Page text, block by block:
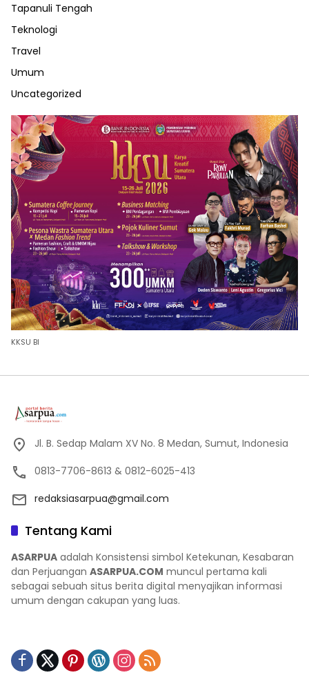
Tapanuli Tengah
Teknologi
Travel
Umum
Uncategorized
KKSU BI
Jl. B. Sedap Malam XV No. 8 Medan, Sumut, Indonesia
0813-7706-8613 & 0812-6025-413
redaksiasarpua@gmail.com
Tentang Kami
ASARPUA adalah Konsistensi simbol Ketekunan, Kesabaran
dan Perjuangan ASARPUA.COM muncul pertama kali
sebagai sebuah situs berita digital menyajikan informasi
umum dengan cakupan yang luas.